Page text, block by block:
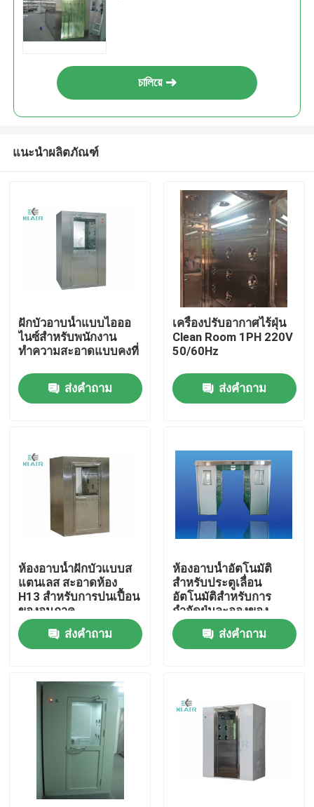
บ้าน
เกี่ยวกับเรา
ทัวร์โรงงาน
ควบคุมคุณภาพ
ติดต่อเรา
เครื่องกรองอากาศถุง
เครื่องกรองอากาศ HVAC
เครื่องกรองอากาศ HEPA
চালিয়ে
แนะนำผลิตภัณฑ์
ฝักบัวอาบน้ำแบบไอออ
ไนซ์สำหรับพนักงาน
ทำความสะอาดแบบคงที่
ส่งคำถาม
เครื่องปรับอากาศไร้ฝุ่น
Clean Room 1PH 220V
50/60Hz
ส่งคำถาม
ห้องอาบน้ำฝักบัวแบบส
แตนเลส สะอาดห้อง
H13 สำหรับการปนเปื้อน
ของอนุภาค
ส่งคำถาม
ห้องอาบน้ำอัตโนมัติ
สำหรับประตูเลื่อน
อัตโนมัติสำหรับการ
กำจัดฝุ่นละอองของ
บุคคล / สินค้า
ส่งคำถาม